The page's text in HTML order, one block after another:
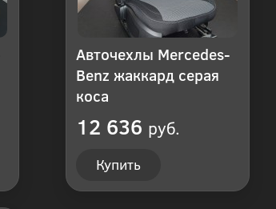
Авточехлы Mercedes-
Benz жаккард серая
коса
12 636 руб.
Купить